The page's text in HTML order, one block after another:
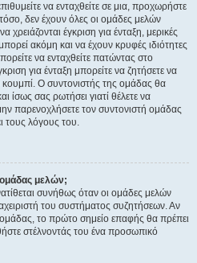
να ενταχθείτε σε μια, προχωρήστε
δεν έχουν όλες οι ομάδες μελών
έγκριση για ένταξη, μερικές
ακόμη και να έχουν κρυφές ιδιότητες
να ενταχθείτε πατώντας στο
για ένταξη μπορείτε να ζητήσετε να
κουμπί. Ο συντονιστής της ομάδας θα
ίσως σας ρωτήσει γιατί θέλετε να
παρενοχλήσετε τον συντονιστή ομάδας
τους λόγους του.
μελών;
συνήθως όταν οι ομάδες μελών
του συστήματος συζητήσεων. Αν
ομάδας, το πρώτο σημείο επαφής θα πρέπει
στέλνοντάς του ένα προσωπικό